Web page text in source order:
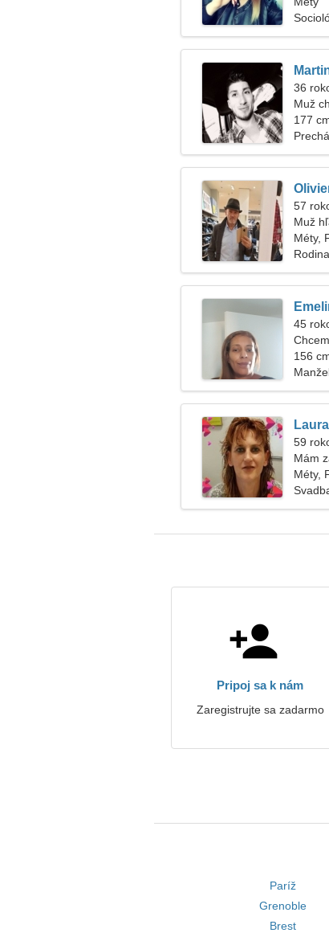
36
Muž
177
57
Muž
Méty,
Rodina
45
156
Laura
59
Mám
Méty,
Pripoj sa k nám
Zaregistrujte sa zadarmo
Paríž
Grenoble
Brest